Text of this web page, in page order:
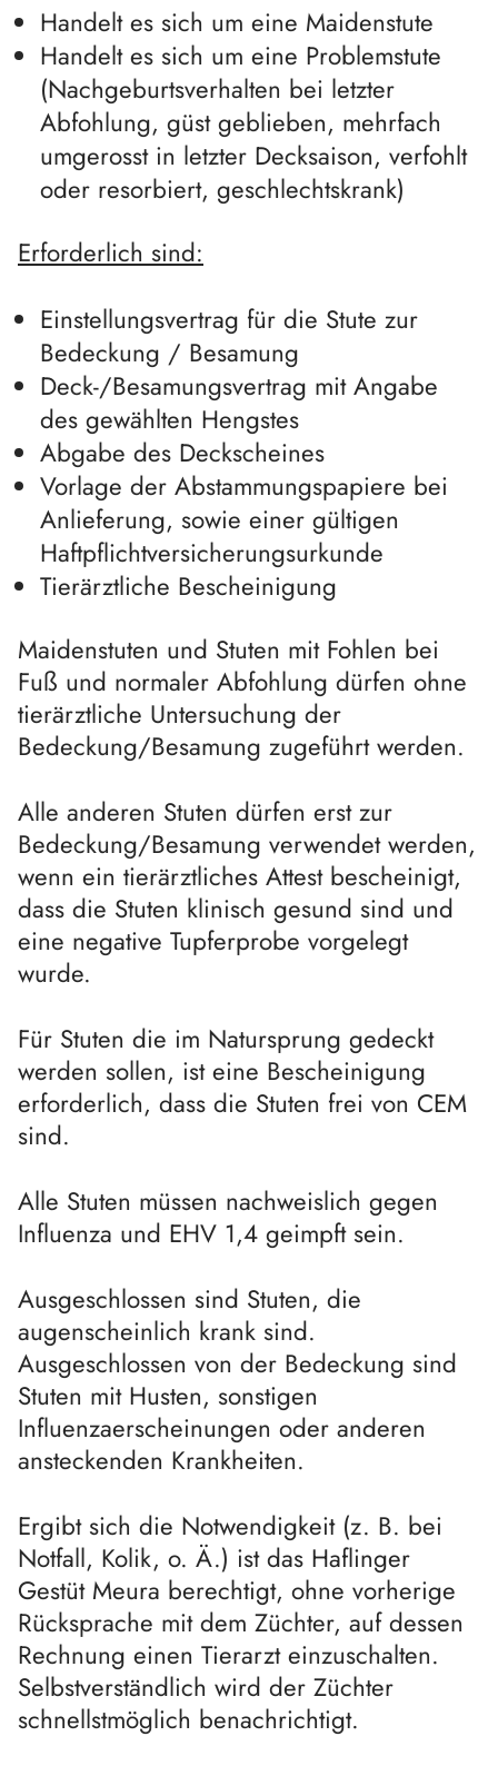
Handelt es sich um eine Maidenstute
Handelt es sich um eine Problemstute
(Nachgeburtsverhalten bei letzter
Abfohlung, güst geblieben, mehrfach
umgerosst in letzter Decksaison, verfohlt
oder resorbiert, geschlechtskrank)
Erforderlich sind:
Einstellungsvertrag für die Stute zur
Bedeckung / Besamung
Deck-/Besamungsvertrag mit Angabe
des gewählten Hengstes
Abgabe des Deckscheines
Vorlage der Abstammungspapiere bei
Anlieferung, sowie einer gültigen
Haftpflichtversicherungsurkunde
Tierärztliche Bescheinigung
Maidenstuten und Stuten mit Fohlen bei
Fuß und normaler Abfohlung dürfen ohne
tierärztliche Untersuchung der
Bedeckung/Besamung zugeführt werden.
Alle anderen Stuten dürfen erst zur
Bedeckung/Besamung verwendet werden,
wenn ein tierärztliches Attest bescheinigt,
dass die Stuten klinisch gesund sind und
eine negative Tupferprobe vorgelegt
wurde.
Für Stuten die im Natursprung gedeckt
werden sollen, ist eine Bescheinigung
erforderlich, dass die Stuten frei von CEM
sind.
Alle Stuten müssen nachweislich gegen
Influenza und EHV 1,4 geimpft sein.
Ausgeschlossen sind Stuten, die
augenscheinlich krank sind.
Ausgeschlossen von der Bedeckung sind
Stuten mit Husten, sonstigen
Influenzaerscheinungen oder anderen
ansteckenden Krankheiten.
Ergibt sich die Notwendigkeit (z. B. bei
Notfall, Kolik, o. Ä.) ist das Haflinger
Gestüt Meura berechtigt, ohne vorherige
Rücksprache mit dem Züchter, auf dessen
Rechnung einen Tierarzt einzuschalten.
Selbstverständlich wird der Züchter
schnellstmöglich benachrichtigt.